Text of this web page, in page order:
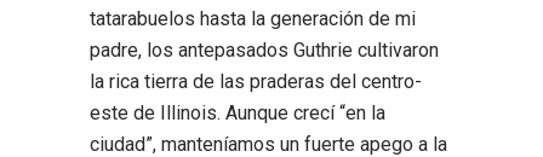
tatarabuelos hasta la generación de mi
padre, los antepasados Guthrie cultivaron
la rica tierra de las praderas del centro-
este de Illinois. Aunque crecí “en la
ciudad”, manteníamos un fuerte apego a la